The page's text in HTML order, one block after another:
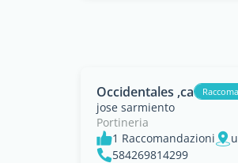
Occidentales ,ca
jose sarmiento
Portineria
1 Raccomandazioni
584269814299